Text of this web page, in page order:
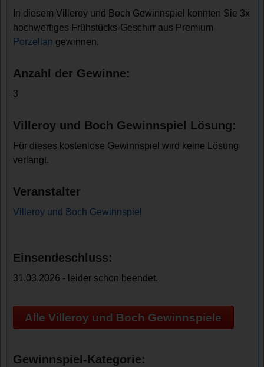
In diesem Villeroy und Boch Gewinnspiel konnten Sie 3x
hochwertiges Frühstücks-Geschirr aus Premium
Porzellan gewinnen.
Anzahl der Gewinne:
3
Villeroy und Boch Gewinnspiel Lösung:
Für dieses kostenlose Gewinnspiel wird keine Lösung
verlangt.
Veranstalter
Villeroy und Boch Gewinnspiel
Einsendeschluss:
31.03.2026 - leider schon beendet.
Alle Villeroy und Boch Gewinnspiele
Gewinnspiel-Kategorie: